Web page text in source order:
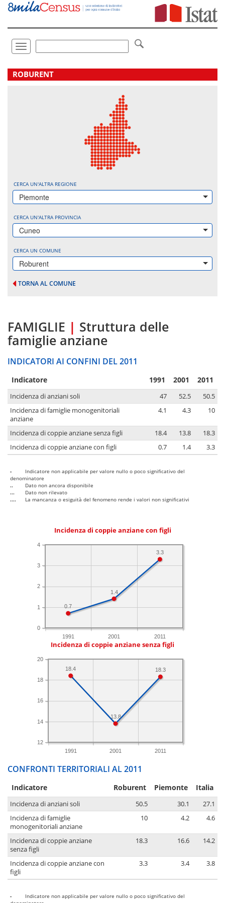
Vai
direttamente
Toggle
navigation
.
ROBURENT
CERCA UN'ALTRA REGIONE
Piemonte
CERCA UN'ALTRA PROVINCIA
Cuneo
CERCA UN COMUNE
Roburent
TORNA AL COMUNE
FAMIGLIE | Struttura delle
famiglie anziane
INDICATORI AI CONFINI DEL 2011
Indicatore 1991 2001 2011
Incidenza di anziani soli 47 52.5
50.5
Incidenza di famiglie monogenitoriali
anziane
4.1 4.3 10
Incidenza di coppie anziane senza figli 18.4 13.8
18.3
Incidenza di coppie anziane con figli
0.7 1.4 3.3
-
Indicatore non applicabile per valore nullo o poco significativo del
denominatore
..
Dato non ancora disponibile
...
Dato non rilevato
....
La mancanza o esiguità del fenomeno rende i valori non significativi
Incidenza di coppie anziane con figli
1991 2001 2011
0
1
2
3
4
3.3
1.4
0.7
Incidenza di coppie anziane senza figli
1991 2001 2011
12
14
16
18
20
18.3
13.8
18.4
CONFRONTI TERRITORIALI AL 2011
Indicatore Roburent Piemonte Italia
Incidenza di anziani soli 50.5 30.1
27.1
Incidenza di famiglie
monogenitoriali anziane
10 4.2 4.6
Incidenza di coppie anziane
senza figli
18.3 16.6 14.2
Incidenza di coppie anziane con
figli
3.3 3.4 3.8
-
Indicatore non applicabile per valore nullo o poco significativo del